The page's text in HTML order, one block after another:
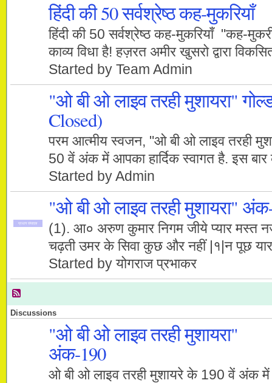
हिंदी की 50 सर्वश्रेष्ठ कह-मुकरियाँ
हिंदी की 50 सर्वश्रेष्ठ कह-मुकरियाँ "कह-
काव्य विधा है! हज़रत अमीर खुसरो द्वारा
Started by Team Admin
"ओ बी ओ लाइव तरही मुशायरा"
Closed)
परम आत्मीय स्वजन, "ओ बी ओ लाइव तरही
50 वें अंक में आपका हार्दिक स्वागत है. इस
Started by Admin
प्रधान संपादक
"ओ बी ओ लाइव तरही मुशायरा"
(1). आ० अरुण कुमार निगम जीये प्यार मस्त
चढ़ती उमर के सिवा कुछ और नहीं |१|न पूछ
Started by योगराज प्रभाकर
Discussions
"ओ बी ओ लाइव तरही मुशायरा"
अंक-190
ओ बी ओ लाइव तरही मुशायरे के 190 वें अंक में